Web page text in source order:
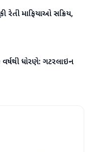
રેતી માફિયાઓ સક્રિય,
વર્ષથી ધોરણે: ગટરલાઇન